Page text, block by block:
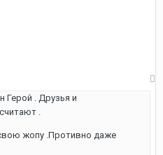
Герой . Друзья и
.
жопу .Противно даже